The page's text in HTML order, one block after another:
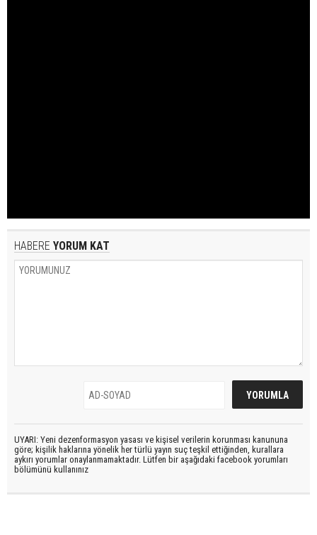
HABERE YORUM KAT
UYARI: Yeni dezenformasyon yasası ve kişisel verilerin korunması kanununa
göre; kişilik haklarına yönelik her türlü yayın suç teşkil ettiğinden, kurallara
aykırı yorumlar onaylanmamaktadır. Lütfen bir aşağıdaki facebook yorumları
bölümünü kullanınız